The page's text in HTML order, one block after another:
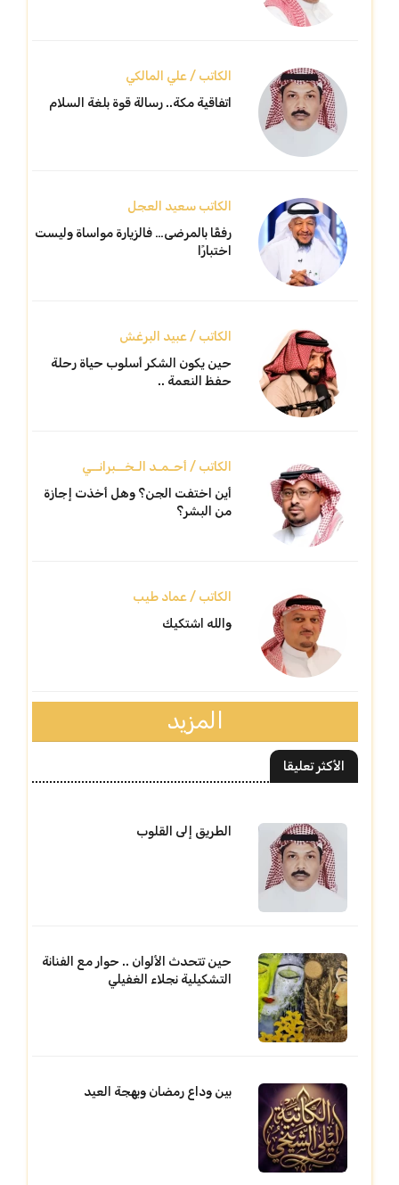
الكاتب / علي المالكي
اتفاقية مكة.. رسالة قوة بلغة السلام
الكاتب سعيد العجل
رفقًا بالمرضى… فالزيارة مواساة وليست
اختبارًا
الكاتب / عبيد البرغش
حين يكون الشكر أسلوب حياة رحلة
حفظ النعمة ..
الكاتب / أحـمـد الـخــبرانــي
أين اختفت الجن؟ وهل أخذت إجازة
من البشر؟
الكاتب / عماد طيب
والله اشتكيك
المزيد
الأكثر تعليقا
الطريق إلى القلوب
حين تتحدث الألوان .. حوار مع الفنانة
التشكيلية نجلاء الغفيلي
بين وداع رمضان وبهجة العيد